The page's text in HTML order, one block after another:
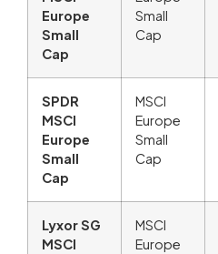
Europe
Small
Cap
Small
Cap
SPDR
MSCI
Europe
Small
Cap
MSCI
Europe
Small
Cap
Lyxor SG
MSCI
MSCI
Europe